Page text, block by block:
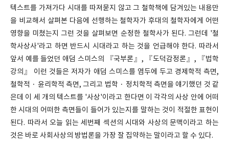
텍스트를 가져가다 시대를 따져묻지 않고 그 철학책에 담겨있는 내용만
을 비교해서 살펴본 다음에 선행하는 철학자가 후대의 철학자에게 어떤
영향을 미쳤는지 그런 것을 살펴보면 순정한 철학사가 된다. 그런데 '철
학사상사'라고 하면 반드시 시대라고 하는 것을 언급해야 한다. 따라서
앞서 예를 들었던 애덤 스미스의 『국부론』, 『도덕감정론』, 『법학
강의』 이런 것들은 저자가 애덤 스미스를 염두에 두고 경제학적 측면,
철학적 · 윤리학적 측면, 그리고 법학 · 정치학적 측면을 얘기했던 것 같
은데 이 세 개의 텍스트를 '사상'이라고 한다면 이 각각의 사상 안에 어떠
한 시대의 어떠한 측면들이 들어가 있는지를 말하는 것이 적절한 표현이
된다. 따라서 오늘 읽는 세번째 섹션의 시대와 사상의 문맥이라고 하는
것은 바로 사회사상의 방법론을 가장 잘 집약하는 말이라고 할 수 있다.